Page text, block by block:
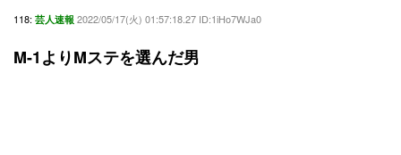
118: 芸人速報 2022/05/17(火) 01:57:18.27 ID:1iHo7WJa0
M-1よりMステを選んだ男